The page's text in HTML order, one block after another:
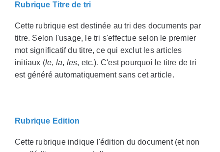
Rubrique Titre de tri
Cette rubrique est destinée au tri des documents par
titre. Selon l'usage, le tri s'effectue selon le premier
mot significatif du titre, ce qui exclut les articles
initiaux (le, la, les, etc.). C'est pourquoi le titre de tri
est généré automatiquement sans cet article.
Rubrique Edition
Cette rubrique indique l'édition du document (et non